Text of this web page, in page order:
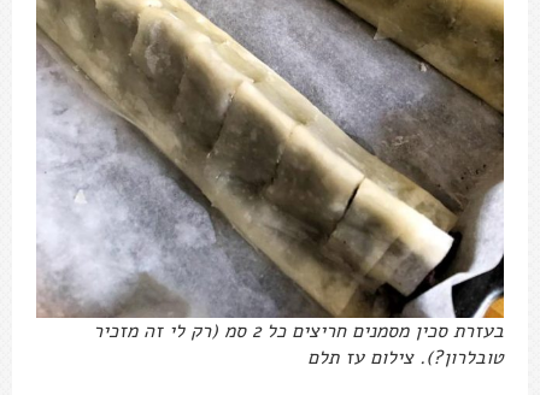
בעזרת סכין מסמנים חריצים כל 2 סמ (רק לי זה מזכיר
טובלרון?). צילום עז תלם